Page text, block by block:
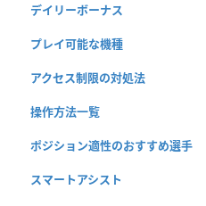
デイリーボーナス
プレイ可能な機種
アクセス制限の対処法
操作方法一覧
ポジション適性のおすすめ選手
スマートアシスト